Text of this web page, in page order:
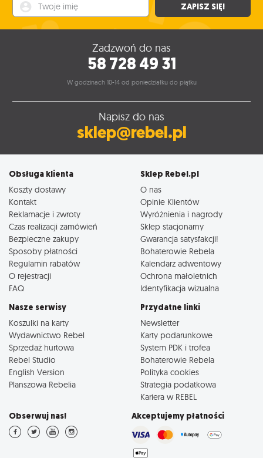
ZAPISZ SIĘ!
Zadzwoń do nas
58 728 49 31
W godzinach 10-14 od poniedziałku do piątku
Napisz do nas
sklep@rebel.pl
Obsługa klienta
Koszty dostawy
Kontakt
Reklamacje i zwroty
Czas realizacji zamówień
Bezpieczne zakupy
Sposoby płatności
Regulamin rabatów
O rejestracji
FAQ
Sklep Rebel.pl
O nas
Opinie Klientów
Wyróżnienia i nagrody
Sklep stacjonarny
Gwarancja satysfakcji!
Bohaterowie Rebela
Kalendarz adwentowy
Ochrona małoletnich
Identyfikacja wizualna
Nasze serwisy
Koszulki na karty
Wydawnictwo Rebel
Sprzedaż hurtowa
Rebel Studio
English Version
Planszowa Rebelia
Przydatne linki
Newsletter
Karty podarunkowe
System PDK i trofea
Bohaterowie Rebela
Polityka cookies
Strategia podatkowa
Kariera w REBEL
Obserwuj nas! Akceptujemy płatności